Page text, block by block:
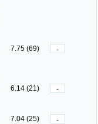
7.75 (69)
-
6.14 (21)
-
7.04 (25)
-